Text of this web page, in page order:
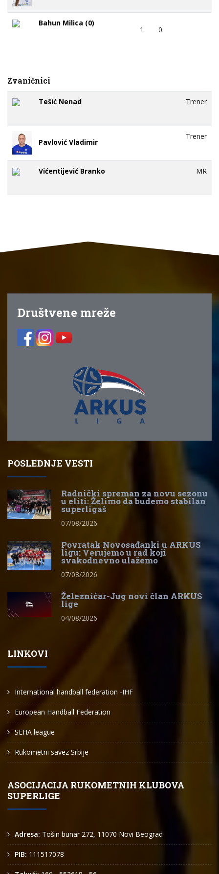
Bahun Milica (0)
1 0
Zvaničnici
Tešić Nenad Trener
Pavlović Vladimir
Trener
Vićentijević Branko MR
Društvene mreže
POSLEDNJE VESTI
Radnički spreman za novu sezonu
u eliti: Želimo da budemo stabilan
superligaš
07/08/2026
Povratak Novosađanki u ARKUS
ligu: Verujemo u rad koji
svakodnevno ulažemo
07/08/2026
Železničar-Jug novi član ARKUS
lige
04/08/2026
LINKOVI
International handball federation -IHF
European Handball Federation
SEHA league
Rukometni savez Srbije
ASOCIJACIJA RUKOMETNIH KLUBOVA
SUPERLIGE
Adresa: Tošin bunar 272, 11070 Novi Beograd
PIB: 111517078